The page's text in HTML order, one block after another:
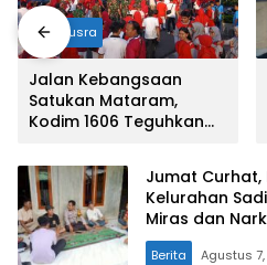
Bali Nusra
Jalan Kebangsaan
Satukan Mataram,
Kodim 1606 Teguhkan
Jumat
Kelurahan
Miras dan
Kondusif
Berita Agustus